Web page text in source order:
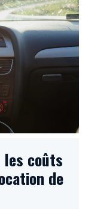
les coûts
de